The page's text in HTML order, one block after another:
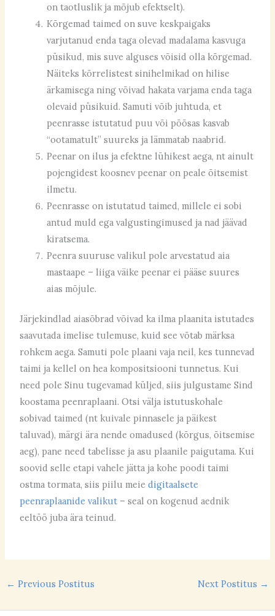
on taotluslik ja mõjub efektselt).
Kõrgemad taimed on suve keskpaigaks
varjutanud enda taga olevad madalama kasvuga
püsikud, mis suve alguses võisid olla kõrgemad.
Näiteks kõrrelistest sinihelmikad on hilise
ärkamisega ning võivad hakata varjama enda taga
olevaid püsikuid. Samuti võib juhtuda, et
peenrasse istutatud puu või põõsas kasvab
“ootamatult” suureks ja lämmatab naabrid.
Peenar on ilus ja efektne lühikest aega, nt ainult
pojengidest koosnev peenar on peale õitsemist
ilmetu.
Peenrasse on istutatud taimed, millele ei sobi
antud muld ega valgustingimused ja nad jäävad
kiratsema.
Peenra suuruse valikul pole arvestatud aia
mastaape – liiga väike peenar ei pääse suures
aias mõjule.
Järjekindlad aiasõbrad võivad ka ilma plaanita istutades
saavutada imelise tulemuse, kuid see võtab märksa
rohkem aega. Samuti pole plaani vaja neil, kes tunnevad
taimi ja kellel on hea kompositsiooni tunnetus. Kui
need pole Sinu tugevamad küljed, siis julgustame Sind
koostama peenraplaani. Otsi välja istutuskohale
sobivad taimed (nt kuivale pinnasele ja päikest
taluvad), märgi ära nende omadused (kõrgus, õitsemise
aeg), pane need tabelisse ja asu plaanile paigutama. Kui
soovid selle etapi vahele jätta ja kohe poodi taimi
ostma tormata, siis piilu meiedigitaalsete
peenraplaanide valikut – seal on kogenud aednik
eeltöö juba ära teinud.
← Previous Postitus Next Postitus →